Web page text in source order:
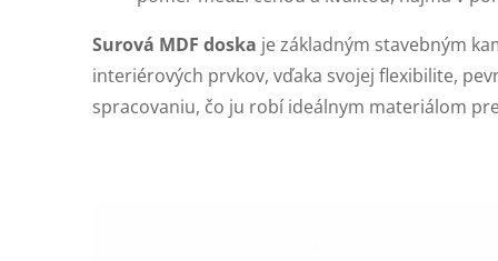
Surová MDF doska je základným stavebným
interiérových prvkov, vďaka svojej flexibilite,
spracovaniu, čo ju robí ideálnym materiálom